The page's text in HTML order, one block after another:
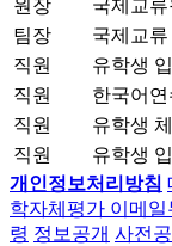
원장
국제교
팀장
국제교류
직원
유학생
직원
한국어
직원
유학생
직원
유학생
개인정보처리방침
학자체평가 이메일
령 정보공개 사전